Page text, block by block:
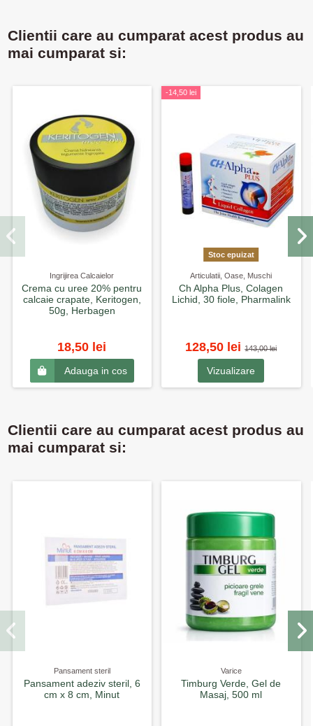
Clientii care au cumparat acest produs au
mai cumparat si:
Ingrijirea Calcaielor
Crema cu uree 20% pentru
calcaie crapate, Keritogen,
50g, Herbagen
18,50 lei
Adauga in cos
-14,50 lei
Stoc epuizat
Articulatii, Oase, Muschi
Ch Alpha Plus, Colagen
Lichid, 30 fiole, Pharmalink
128,50 lei143,00 lei
Vizualizare
Clientii care au cumparat acest produs au
mai cumparat si:
Pansament steril
Pansament adeziv steril, 6
cm x 8 cm, Minut
Varice
Timburg Verde, Gel de
Masaj, 500 ml